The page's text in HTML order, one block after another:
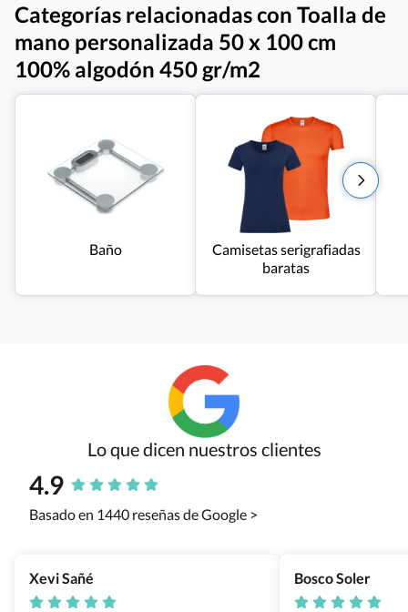
Categorías relacionadas con Toalla de
mano personalizada 50 x 100 cm
100% algodón 450 gr/m2
Baño
Camisetas serigrafiadas
baratas
Lo que dicen nuestros clientes
4.9
Basado en 1440 reseñas de Google >
Xevi Sañé Bosco Soler